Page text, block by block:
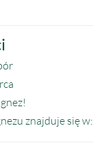
znajduje się w: